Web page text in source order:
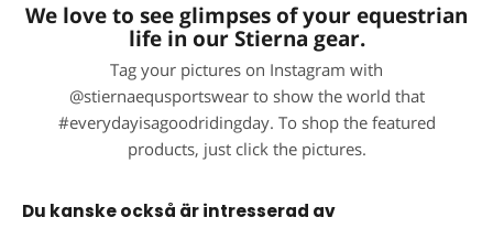
We love to see glimpses of your equestrian
life in our Stierna gear.
Tag your pictures on Instagram with
@stiernaequsportswear to show the world that
#everydayisagoodridingday. To shop the featured
products, just click the pictures.
Du kanske också är intresserad av